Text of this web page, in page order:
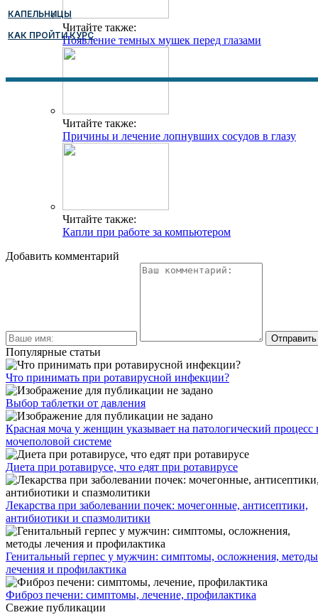
Читайте также:
Появление темных мушек перед глазами
Читайте также:
Причины и лечение лопнувших сосудов в глазу
Читайте также:
Капли при работе за компьютером
Добавить комментарий
Популярные статьи
Что принимать при ротавирусной инфекции?
Выбор таблетки от давления
Красная моча у женщин указывает на патологический процесс
мочеполовой системе
Диета при ротавирусе, что едят при ротавирусе
Лекарства при заболевании почек: мочегонные, антисептики,
антибиотики и спазмолитики
Генитальный герпес у мужчин: симптомы, осложнения, методы
лечения и профилактика
Фиброз печени: симптомы, лечение, профилактика
Свежие публикации
КАПЕЛЬНИЦЫ
КАК ПРОЙТИ КУРС